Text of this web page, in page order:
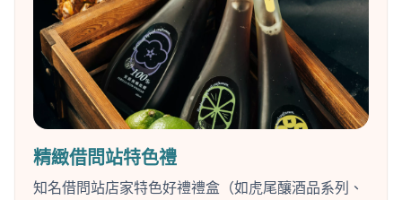
精緻借問站特色禮
知名借問站店家特色好禮禮盒（如虎尾釀酒品系列、